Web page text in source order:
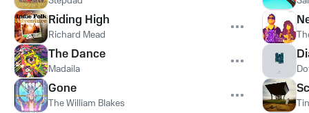
Riding High
Richard Mead
The Dance
Madaila
Gone
The William Blakes